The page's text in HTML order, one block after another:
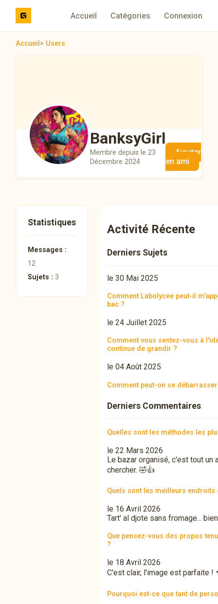
Accueil Catégories Connexion
Accueil > Users
BanksyGirl
Membre depuis le 23
Décembre 2024
Ajouter
en ami
Statistiques
Messages :
12
Sujets : 3
Activité Récente
Derniers Sujets
le 30 Mai 2025
Comment Labolycee peut-il
bac ?
le 24 Juillet 2025
Comment vous sentez-vous à
continue de grandir ?
le 04 Août 2025
Comment peut-on se
Derniers Commentaires
Quelles sont les méthodes les
le 22 Mars 2026
Le bazar organisé, c'est tout un
chercher. 🤣👍
Quels sont les meilleurs endroits
le 16 Avril 2026
Tart' al djote sans fromage...
Que pensez-vous des propos
?
le 18 Avril 2026
C'est clair, l'image est parfaite !
Pourquoi est-ce que tant de